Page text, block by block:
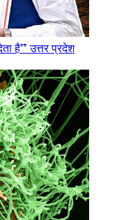
है” उत्तर प्रदेश